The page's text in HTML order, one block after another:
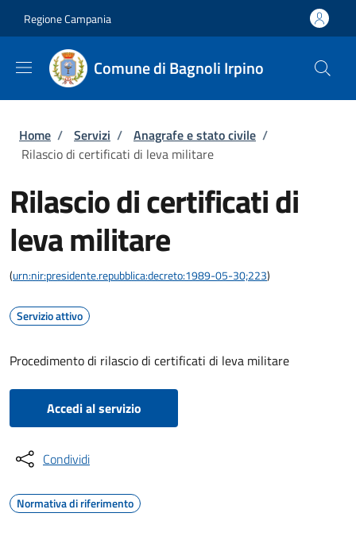
Regione Campania
Comune di Bagnoli Irpino
Briciole di pane
Home / Servizi / Anagrafe e stato civile /
Rilascio di certificati di leva militare
Rilascio di certificati di
leva militare
(urn:nir:presidente.repubblica:decreto:1989-05-30;223)
Servizio attivo
Procedimento di rilascio di certificati di leva militare
Accedi al servizio
Condividi
Normativa di riferimento